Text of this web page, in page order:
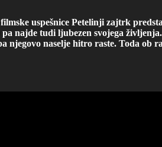
filmske uspešnice Petelinji zajtrk
najde tudi ljubezen svojega
njegovo naselje hitro raste. Toda ob